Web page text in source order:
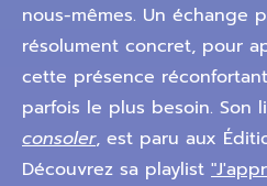
nous-mêmes. Un échange
résolument concret, pour
cette présence
parfois le plus besoin. Son
consoler, est paru aux
Découvrez sa playlist